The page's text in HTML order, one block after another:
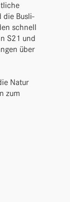
die Busli­
schnell
S21 und
über
Natur
zum